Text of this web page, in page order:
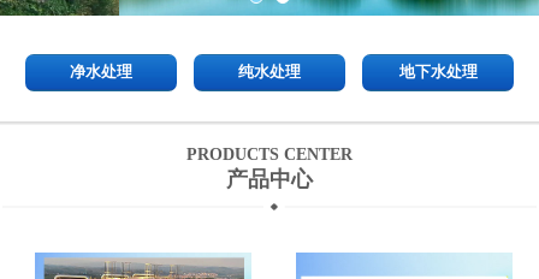
净水处理 纯水处理 地下水处理
PRODUCTS CENTER
产品中心